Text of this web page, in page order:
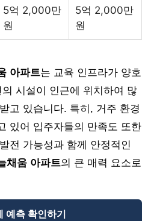
5억 2,000만
원
5억 2,000만
원
아파트는 교육 인프라가 양호
시설이 인근에 위치하여 많
고 있습니다. 특히, 거주 환경
있어 입주자들의 만족도 또한
전 가능성과 함께 안정적인
채움 아파트의 큰 매력 요소로
예측 확인하기